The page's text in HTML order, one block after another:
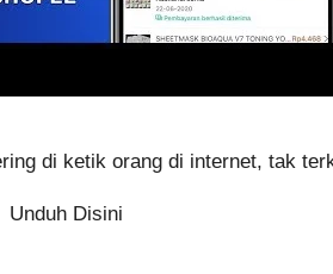
di ketik orang di internet, tak
Unduh Disini